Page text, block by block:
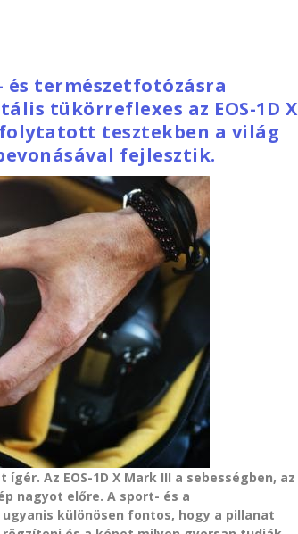
és természetfotózásra
tükörreflexes az EOS-1D X
tesztekben a világ
fejlesztik.
Az EOS-1D X Mark III a sebességben, az
nagyot előre. A sport- és a
különösen fontos, hogy a pillanat